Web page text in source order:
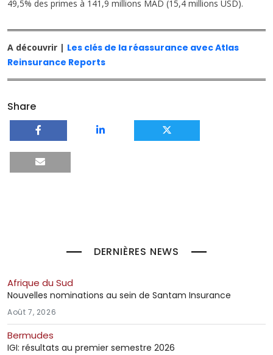
49,5% des primes à 141,9 millions MAD (15,4 millions USD).
A découvrir | Les clés de la réassurance avec Atlas
Reinsurance Reports
Share
DERNIÈRES NEWS
Afrique du Sud
Nouvelles nominations au sein de Santam Insurance
Août 7, 2026
Bermudes
IGI: résultats au premier semestre 2026